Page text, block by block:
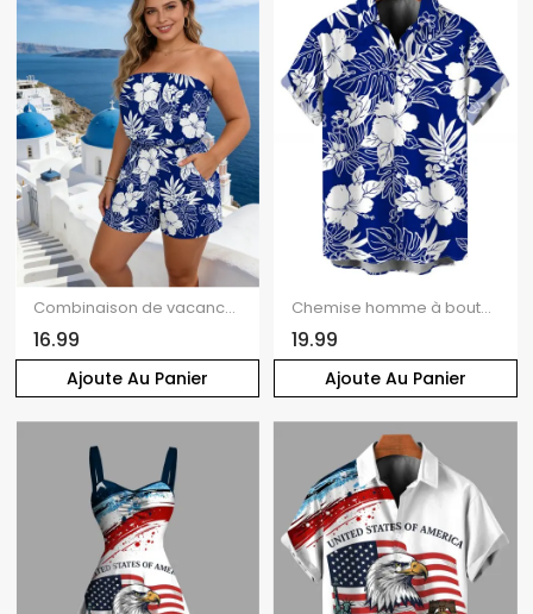
Ajoute Au Panier
Combinaison de vacances à Hawaï, imprimé floral tropical hibiscus et feuilles de monstera, poche, épaules dénudées
16.99
Ajoute Au Panier
Chemise homme à boutons, motif floral hibiscus tropical et feuilles de monstera, idéale pour les vacances à Hawaï
19.99